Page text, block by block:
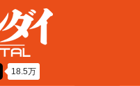
18.5万